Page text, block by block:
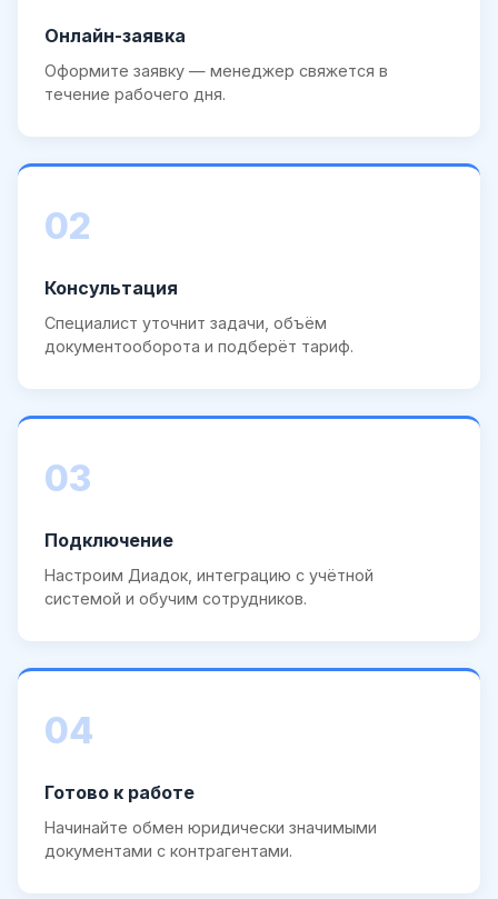
Онлайн-заявка
Оформите заявку — менеджер свяжется в
течение рабочего дня.
02
Консультация
Специалист уточнит задачи, объём
документооборота и подберёт тариф.
03
Подключение
Настроим Диадок, интеграцию с учётной
системой и обучим сотрудников.
04
Готово к работе
Начинайте обмен юридически значимыми
документами с контрагентами.